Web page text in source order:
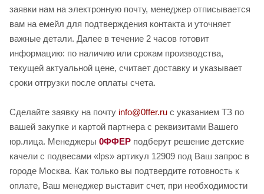
заявки нам на электронную почту, менеджер отписывается
вам на емейл для подтверждения контакта и уточняет
важные детали. Далее в течение 2 часов готовит
информацию: по наличию или срокам производства,
текущей актуальной цене, считает доставку и указывает
сроки отгрузки после оплаты счета.
Сделайте заявку на почту info@0ffer.ru с указанием ТЗ по
вашей закупке и картой партнера с реквизитами Вашего
юр.лица. Менеджеры 0ФФЕР подберут решение детские
качели с подвесами «lps» артикул 12909 под Ваш запрос в
городе Москва. Как только вы подтвердите готовность к
оплате, Ваш менеджер выставит счет, при необходимости